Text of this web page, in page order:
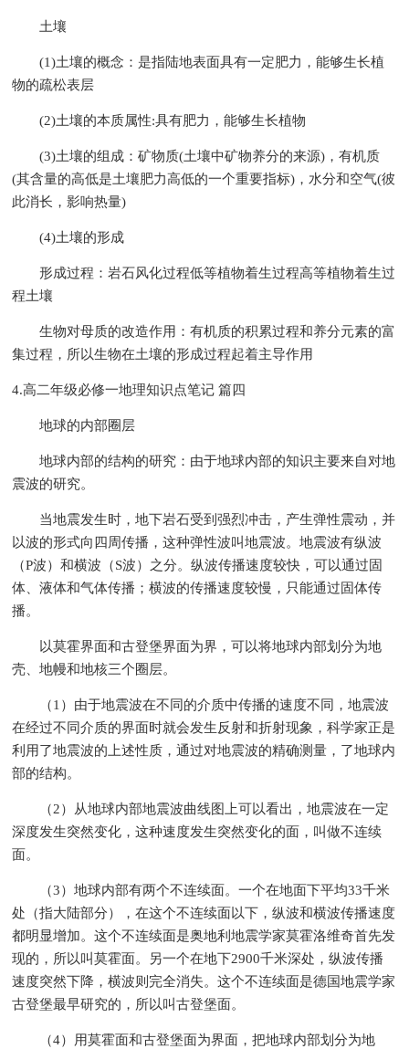
土壤
(1)土壤的概念：是指陆地表面具有一定肥力，能够生长植
物的疏松表层
(2)土壤的本质属性:具有肥力，能够生长植物
(3)土壤的组成：矿物质(土壤中矿物养分的来源)，有机质
(其含量的高低是土壤肥力高低的一个重要指标)，水分和空气(彼
此消长，影响热量)
(4)土壤的形成
形成过程：岩石风化过程低等植物着生过程高等植物着生过
程土壤
生物对母质的改造作用：有机质的积累过程和养分元素的富
集过程，所以生物在土壤的形成过程起着主导作用
4.高二年级必修一地理知识点笔记 篇四
地球的内部圈层
地球内部的结构的研究：由于地球内部的知识主要来自对地
震波的研究。
当地震发生时，地下岩石受到强烈冲击，产生弹性震动，并
以波的形式向四周传播，这种弹性波叫地震波。地震波有纵波
（P波）和横波（S波）之分。纵波传播速度较快，可以通过固
体、液体和气体传播；横波的传播速度较慢，只能通过固体传
播。
以莫霍界面和古登堡界面为界，可以将地球内部划分为地
壳、地幔和地核三个圈层。
（1）由于地震波在不同的介质中传播的速度不同，地震波
在经过不同介质的界面时就会发生反射和折射现象，科学家正是
利用了地震波的上述性质，通过对地震波的精确测量，了地球内
部的结构。
（2）从地球内部地震波曲线图上可以看出，地震波在一定
深度发生突然变化，这种速度发生突然变化的面，叫做不连续
面。
（3）地球内部有两个不连续面。一个在地面下平均33千米
处（指大陆部分），在这个不连续面以下，纵波和横波传播速度
都明显增加。这个不连续面是奥地利地震学家莫霍洛维奇首先发
现的，所以叫莫霍面。另一个在地下2900千米深处，纵波传播
速度突然下降，横波则完全消失。这个不连续面是德国地震学家
古登堡最早研究的，所以叫古登堡面。
（4）用莫霍面和古登堡面为界面，把地球内部划分为地